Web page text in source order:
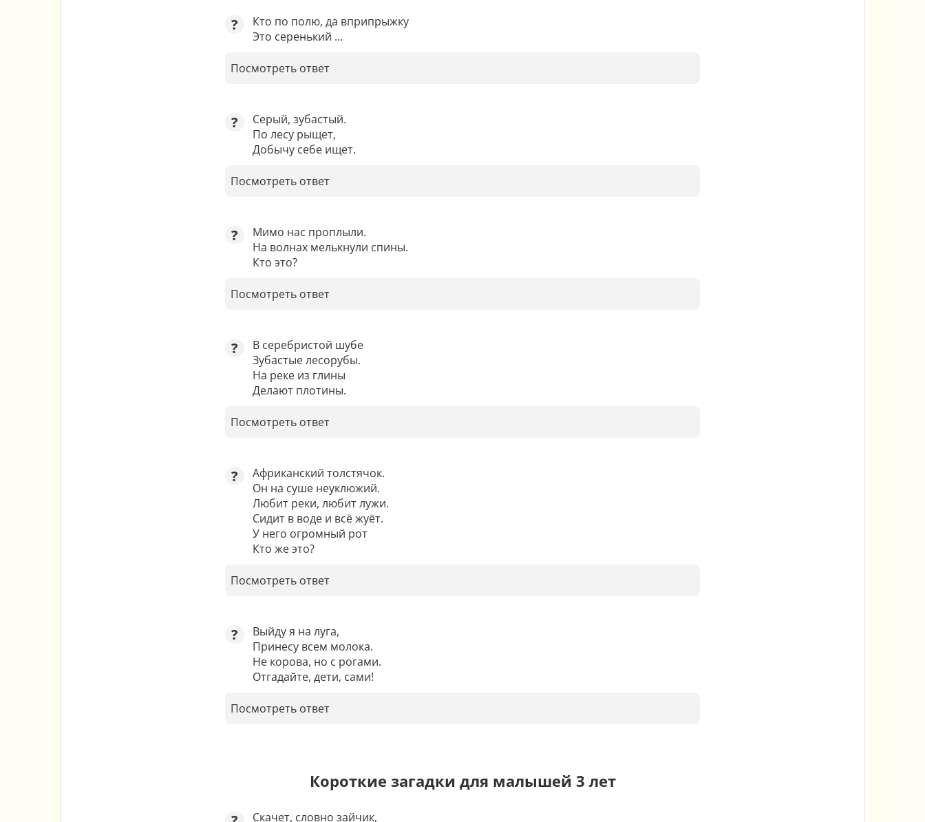
?
Кто по полю, да вприпрыжку
Это серенький …
Посмотреть ответ
?
Серый, зубастый.
По лесу рыщет,
Добычу себе ищет.
Посмотреть ответ
?
Мимо нас проплыли.
На волнах мелькнули спины.
Кто это?
Посмотреть ответ
?
В серебристой шубе
Зубастые лесорубы.
На реке из глины
Делают плотины.
Посмотреть ответ
?
Африканский толстячок.
Он на суше неуклюжий.
Любит реки, любит лужи.
Сидит в воде и всё жуёт.
У него огромный рот
Кто же это?
Посмотреть ответ
?
Выйду я на луга,
Принесу всем молока.
Не корова, но с рогами.
Отгадайте, дети, сами!
Посмотреть ответ
Короткие загадки для малышей 3 лет
Скачет, словно зайчик,